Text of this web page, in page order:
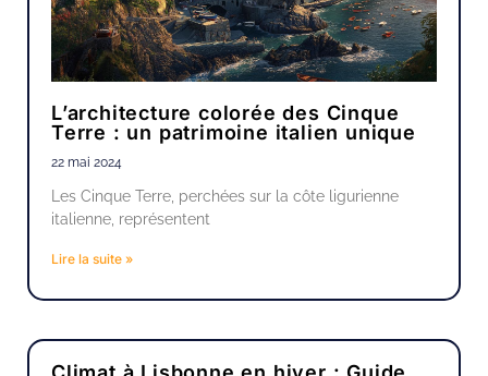
L’architecture colorée des Cinque
Terre : un patrimoine italien unique
22 mai 2024
Les Cinque Terre, perchées sur la côte ligurienne
italienne, représentent
Lire la suite »